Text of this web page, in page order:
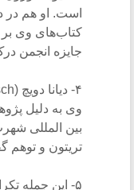
است. او هم در
جایزه انجمن
وی به دلیل
بین المللی
تریتون و توهم